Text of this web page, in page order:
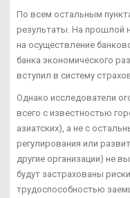
По всем остальным
результаты. На прошлой
на осуществление
банка экономического
вступил в систему
Однако исследователи
всего с известностью
азиатских), а не с
регулирования или
другие организации) не
будут застрахованы
трудоспособностью